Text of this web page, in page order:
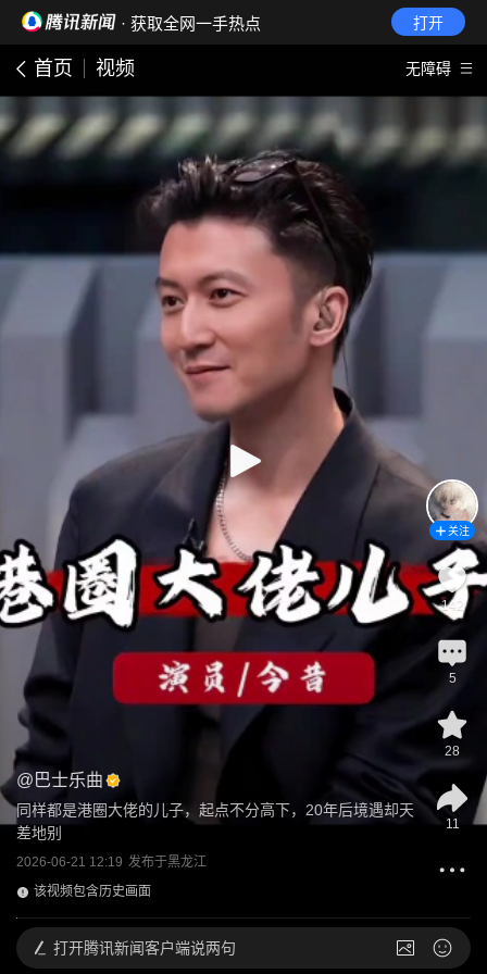
· 获取全网一手热点 打开
首页 视频 无障碍
@ 巴士乐曲
同样都是港圈大佬的儿子，起点不分高下，20年后境遇却天
差地别
2026-06-21 12:19 发布于黑龙江
该视频包含历史画面
关注
142
5
28
11
打开腾讯新闻客户端说两句